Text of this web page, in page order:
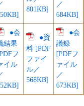
801KB]
／
684KB]
●会
結果
フ
イル
●資
料 [PDF
ファイ
ル／
568KB]
●会
議録
[PDFフ
ァイル
／
673KB]